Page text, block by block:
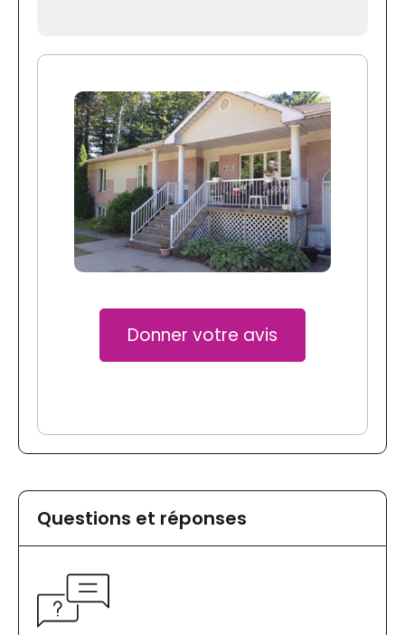
Donner votre avis
Questions et réponses